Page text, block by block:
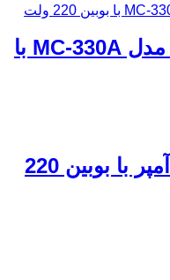
کنتاکتور 330 آمپر LS مدل MC-330A با
کنتاکتور اشنایدر 150 آمپر با بوبین 220